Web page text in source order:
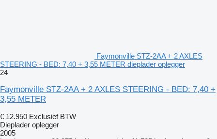
Faymonville STZ-2AA + 2 AXLES
STEERING - BED: 7,40 + 3,55 METER dieplader oplegger
24
Faymonville STZ-2AA + 2 AXLES STEERING - BED: 7,40 +
3,55 METER
€ 12.950 Exclusief BTW
Dieplader oplegger
2005